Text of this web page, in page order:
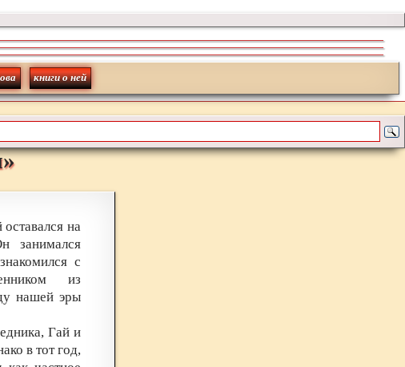
книги о ней
»
на
занимался
с
из
нашей эры
Гай и
в тот год,